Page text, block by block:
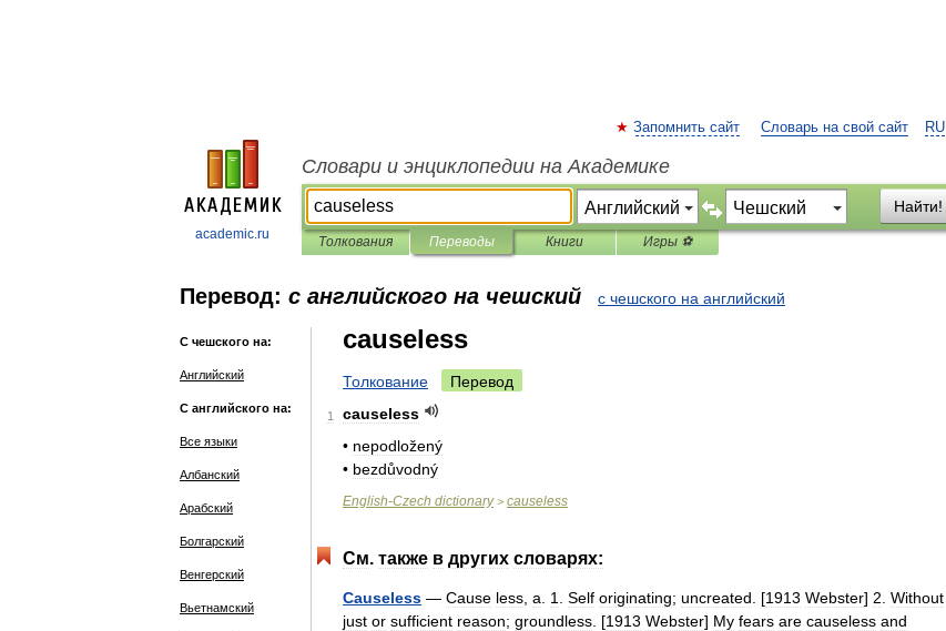
academic.ru
RU
Запомнить сайт Словарь на свой сайт
Словари и энциклопедии на Академике
Найти!
Толкования Переводы Книги Игры ⚽
Перевод: с английского на чешский с чешского на английский
С чешского на:
Английский
С английского на:
Все языки
Албанский
Арабский
Болгарский
Венгерский
Вьетнамский
causeless
Толкование Перевод
1
causeless
• nepodložený
• bezdůvodný
English-Czech dictionary> causeless
См. также в других словарях:
Causeless — Cause less a 1 Self originating; uncreated . [1913 Webster] 2 Without
just or sufficient reason; groundless . [1913 Webster] My fears are causeless and